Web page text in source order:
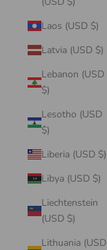
Laos (USD $)
Latvia (USD $)
Lebanon (USD
$)
Lesotho (USD
$)
Liberia (USD $)
Libya (USD $)
Liechtenstein
(USD $)
Lithuania (USD